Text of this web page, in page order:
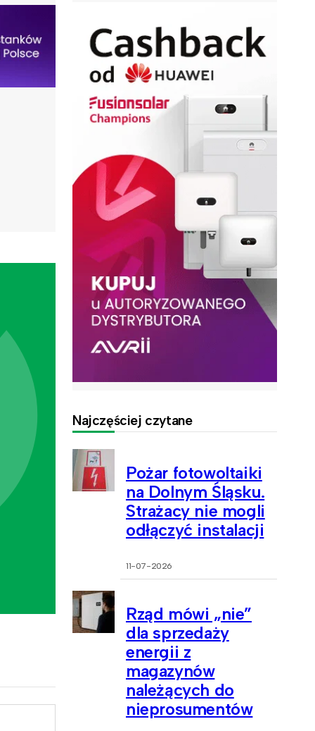
Najczęściej czytane
Pożar fotowoltaiki
na Dolnym Śląsku.
Strażacy nie mogli
odłączyć instalacji
11-07-2026
Rząd mówi „nie”
dla sprzedaży
energii z
magazynów
należących do
nieprosumentów